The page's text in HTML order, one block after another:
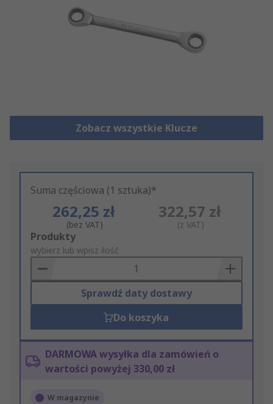
Zobacz wszystkie Klucze
Suma częściowa (1 sztuka)*
262,25 zł
(bez VAT)
322,57 zł
(z VAT)
Add
to
Basket
Produkty
wybierz lub wpisz ilość
Sprawdź daty dostawy
Do koszyka
DARMOWA wysyłka dla zamówień o
wartości powyżej 330,00 zł
W magazynie